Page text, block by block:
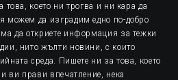
това, което ни трогва и ни кара да
можем да изградим едно по-добро
да откриете информация за тежки
нито жълти новини, с които
среда. Пишете ни за това, което
ви прави впечатление, нека